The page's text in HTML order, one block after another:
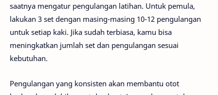
saatnya mengatur pengulangan latihan. Untuk pemula,
lakukan 3 set dengan masing-masing 10-12 pengulangan
untuk setiap kaki. Jika sudah terbiasa, kamu bisa
meningkatkan jumlah set dan pengulangan sesuai
kebutuhan.
Pengulangan yang konsisten akan membantu otot